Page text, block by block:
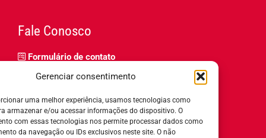
Gerenciar consentimento
uma melhor experiência, usamos tecnologias como
armazenar e/ou acessar informações do dispositivo. O
com essas tecnologias nos permite processar dados como
da navegação ou IDs exclusivos neste site. O não
Fale Conosco
Formulário de contato
Relatório de igualdade salarial